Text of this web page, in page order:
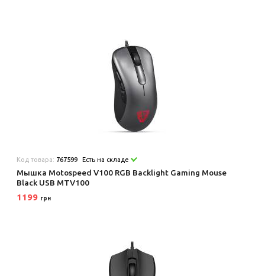
Код товара: 767599 Есть на складе
Мышка Motospeed V100 RGB Backlight Gaming Mouse
Black USB MTV100
1199 грн